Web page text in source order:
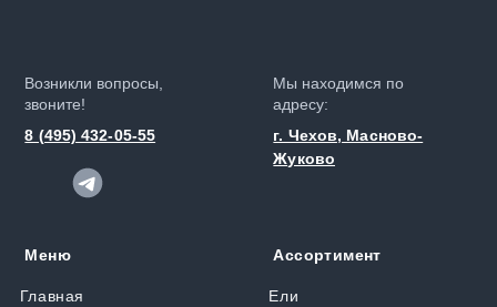
Возникли вопросы,
звоните!
8 (495) 432-05-55
Мы находимся по
адресу:
г. Чехов, Масново-
Жуково
Главная
Меню
Ели
Ассортимент